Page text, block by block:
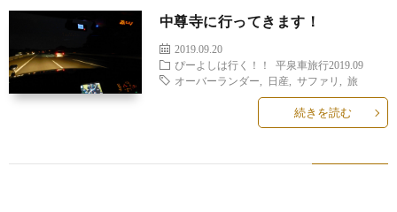
中尊寺に行ってきます！
2019.09.20
ぴーよしは行く！！
平泉車旅行2019.09
オーバーランダー
日産, サファリ 旅
続きを読む